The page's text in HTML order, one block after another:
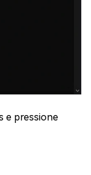
e pressione